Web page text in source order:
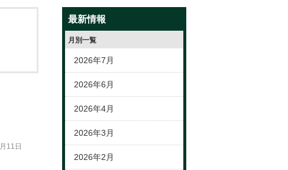
11日
最新情報
月別一覧
2026年7月
2026年6月
2026年4月
2026年3月
2026年2月